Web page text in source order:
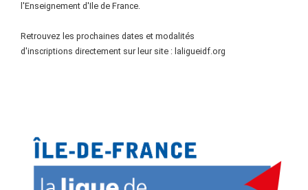
l'Enseignement d'Ile de France.
Retrouvez les prochaines dates et modalités
d'inscriptions directement sur leur site : laligueidf.org